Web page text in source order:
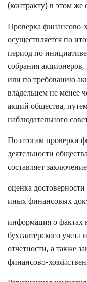
(контракту) в этом же
Проверка финансово-
осуществляется по
период по
собрания акционеров,
или по требованию
владельцем не менее
акций общества,
наблюдательного
По итогам проверки
деятельности
составляет
оценка
иных финансовых
информация о фактах
бухгалтерского
отчетности, а также
финансово-